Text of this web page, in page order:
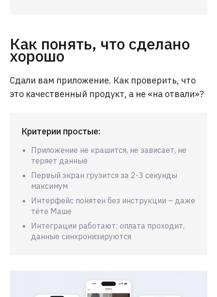
Как понять, что сделано
хорошо
Сдали вам приложение. Как проверить, что
это качественный продукт, а не «на отвали»?
Критерии простые:
Приложение не крашится, не зависает, не
теряет данные
Первый экран грузится за 2-3 секунды
максимум
Интерфейс понятен без инструкции – даже
тёте Маше
Интеграции работают: оплата проходит,
данные синхронизируются